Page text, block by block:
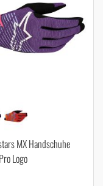
MX Handschuhe
Logo